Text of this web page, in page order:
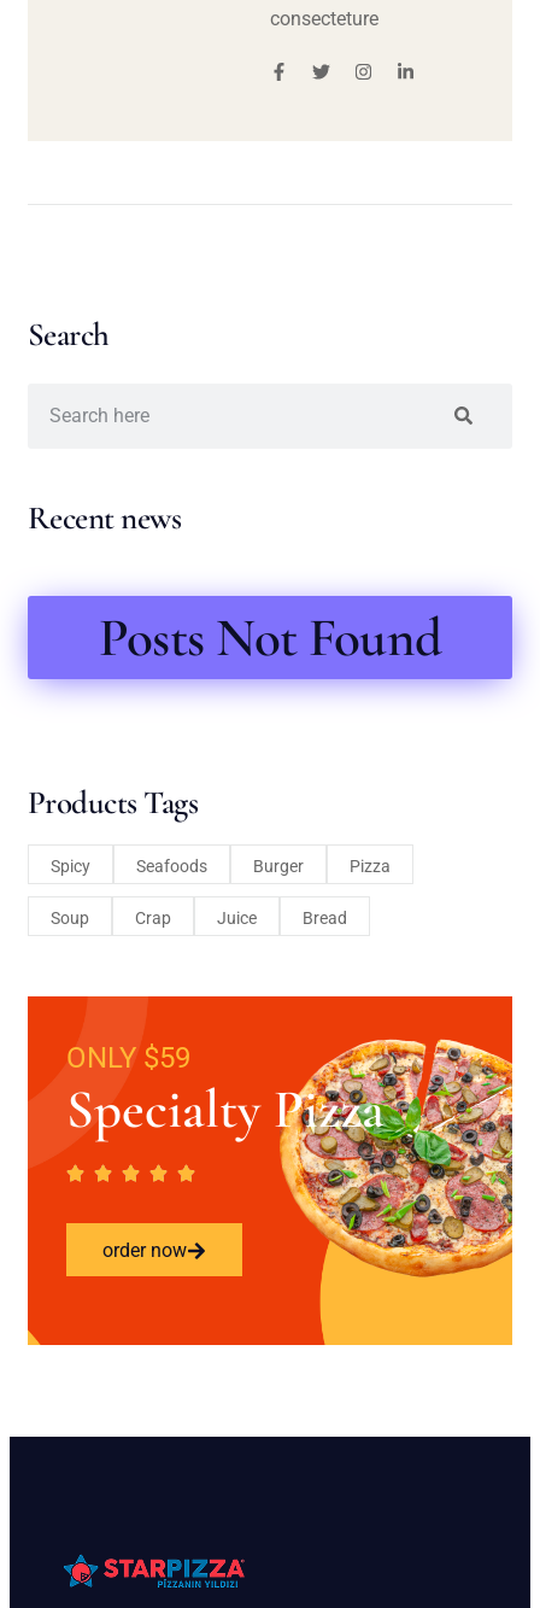
consecteture
Search
Recent news
Posts Not Found
Products Tags
Spicy Seafoods Burger Pizza
Soup Crap Juice Bread
ONLY $59
Specialty Pizza
order now